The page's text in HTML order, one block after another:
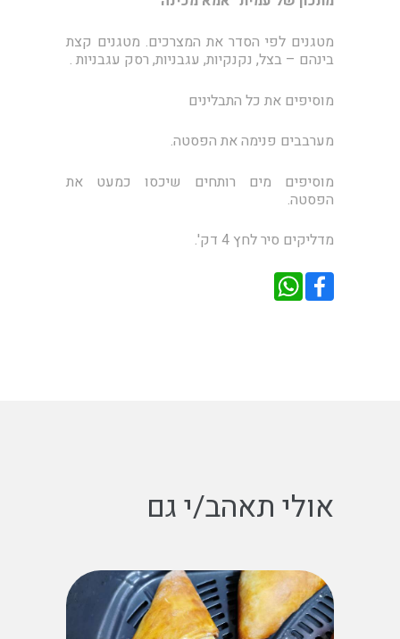
מטגנים לפי הסדר את המצרכים. מטגנים קצת
בינהם – בצל, נקנקיות, עגבניות, רסק עגבניות .
מוסיפים את כל התבלינים
מערבבים פנימה את הפסטה.
מוסיפים מים רותחים שיכסו כמעט את
הפסטה.
מדליקים סיר לחץ 4 דק'.
אולי תאהב/י גם